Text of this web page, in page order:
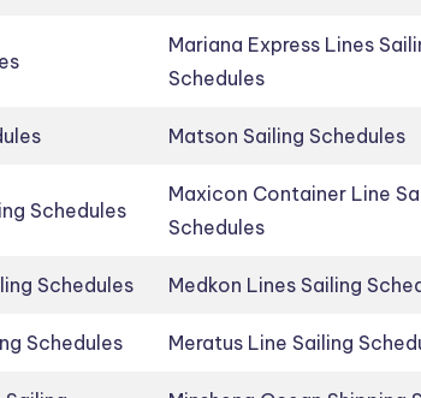
Mariana Express Lines
Schedules
Matson Sailing Schedules
Schedules
Maxicon Container Line
Schedules
Schedules Medkon Lines Sailing
Schedules Meratus Line Sailing